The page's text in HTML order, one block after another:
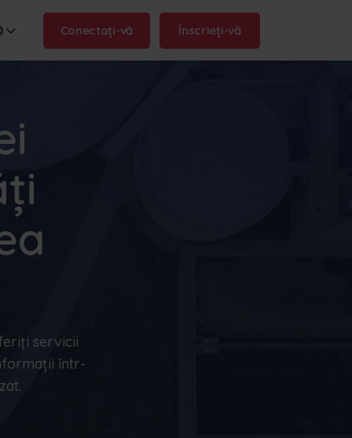
AI
Conectați-vă Înscrieți-vă
servicii
într-